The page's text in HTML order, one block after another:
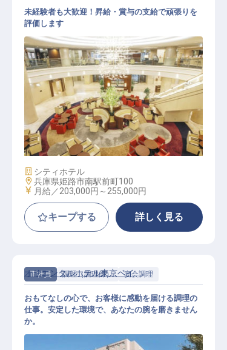
宴会調理
未経験者も大歓迎！昇給・賞与の支給で頑張りを
評価します
施設業態
シティホテル
勤務地
兵庫県姫路市南駅前町100
給与
月給／203,000円～ 255,000円
キープする 詳しく見る
正社員 調理（調理師） 宴会調理
オリエンタルホテル東京ベイ
おもてなしの心で、お客様に感動を届ける調理の
仕事。安定した環境で、あなたの腕を磨きません
か。